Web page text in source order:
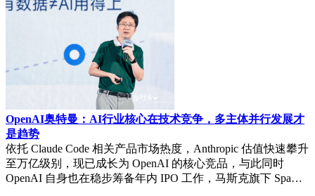
安全性能是全新猛士M817的另一大亮点。它打造了主动防
护、被动车身、电池防护三位一体的全维安全体系。被动安全
方面，战甲车身配备1.92米行业最长一体成型内高压纵梁，车
顶前横梁最高承压20.2吨，可抵御5头成年亚洲象的重压，为
驾乘人员提供稳稳的生命安全保障。主动安全方面，越野首搭
全维防碰撞CAS 5.0，实现全时速、全方向、全目标、全天
候、全场景、全时域六维防护。新增的全时域防护，从实时判
断升级为AI精准预判，做到事前预防、事后守护。电池安全
方面，行业首搭的宁德时代骁遥电池·越野旗舰版拥有10层防
护，可承受机械冲击超4倍国家标准，振动耐久超10倍国家标
准，即便穿越乱石路段遭遇尖锐石块撞击，电池包依旧稳定安
全。
OpenAI奥特曼：AI行业核心在技术竞争，多主体并行发展才
是趋势
依托 Claude Code 相关产品市场热度，Anthropic 估值快速攀升
至万亿级别，现已成长为 OpenAI 的核心竞品，与此同时
OpenAI 自身也在稳步筹备年内 IPO 工作，马斯克旗下 Spa…